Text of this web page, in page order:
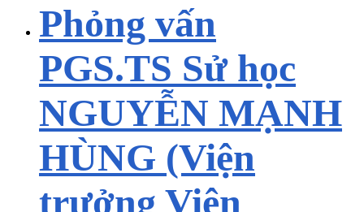
Phỏng vấn
PGS.TS Sử học
NGUYỄN MẠNH
HÙNG (Viện
trưởng Viện